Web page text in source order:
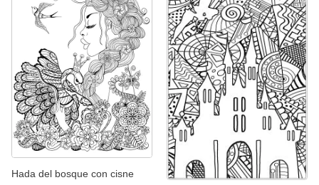
Hada del bosque con cisne